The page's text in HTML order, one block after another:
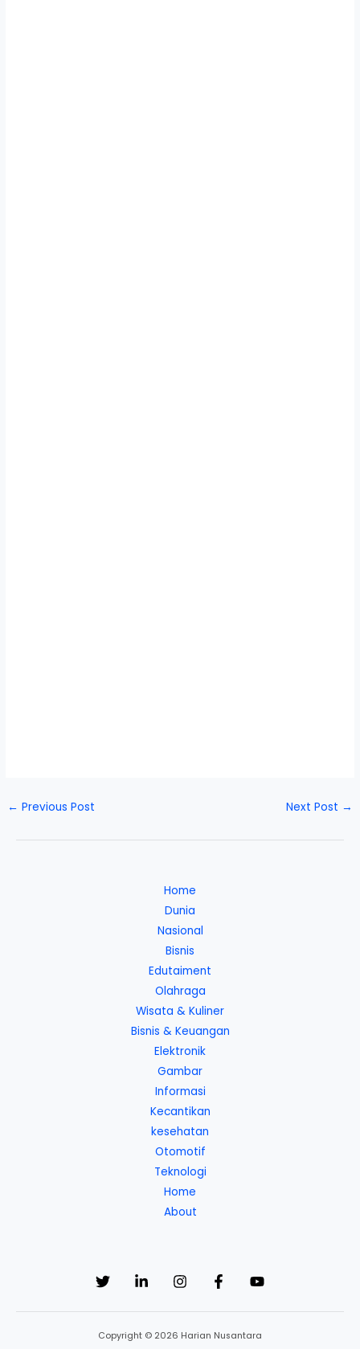
← Previous Post Next Post →
Home
Dunia
Nasional
Bisnis
Edutaiment
Olahraga
Wisata & Kuliner
Bisnis & Keuangan
Elektronik
Gambar
Informasi
Kecantikan
kesehatan
Otomotif
Teknologi
Home
About
Copyright © 2026 Harian Nusantara